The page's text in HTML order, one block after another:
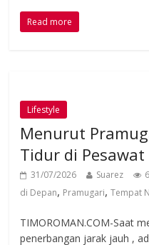
Read more
Lifestyle
Menurut
Tidur di
31/07/2026 Suarez
di Depan, Pramugari,Tempat
TIMOROMAN.COM-Saat
penerbangan jarak jauh ,